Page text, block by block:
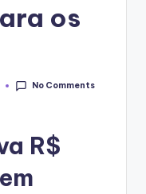
os
No Comments
R$